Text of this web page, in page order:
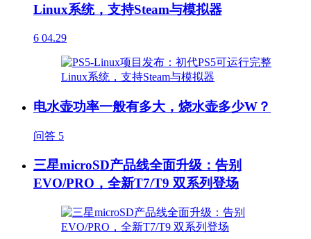
Linux系统，支持Steam与模拟器
6 04.29
电水壶功率一般有多大，烧水壶多少W？
问答 5
三星microSD产品线全面升级：告别
EVO/PRO，全新T7/T9 双系列登场